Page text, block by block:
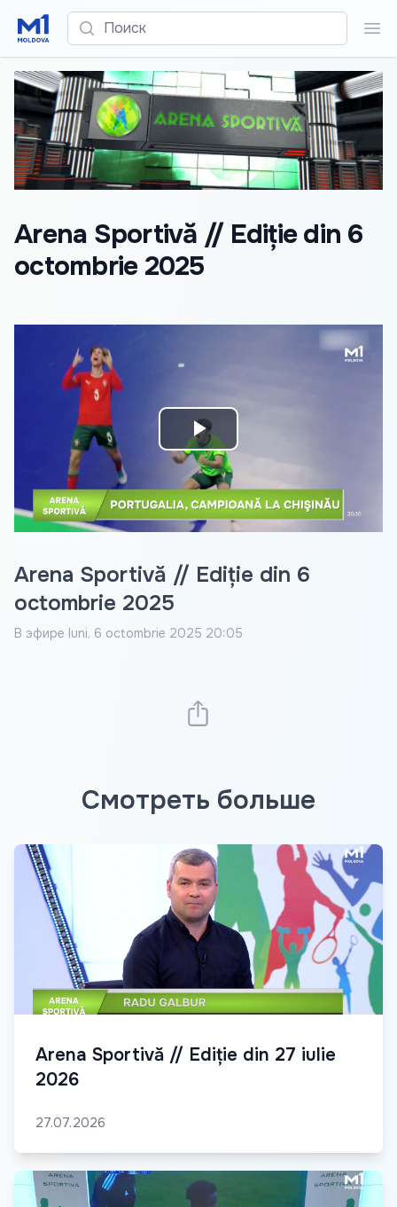
Поиск
Arena Sportivă // Ediție din 6
octombrie 2025
Play
Video
Arena Sportivă // Ediție din 6
octombrie 2025
В эфире luni, 6 octombrie 2025 20:05
Смотреть больше
Arena Sportivă // Ediție din 27 iulie
2026
27.07.2026